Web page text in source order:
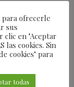
perder su
para ofrecerle
sus
clic en "Aceptar
las cookies. Sin
cookies" para
todas